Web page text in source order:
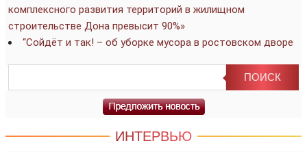
комплексного развития территорий в жилищном
строительстве Дона превысит 90%»
“Сойдёт и так! – об уборке мусора в ростовском дворе
ИНТЕРВЬЮ